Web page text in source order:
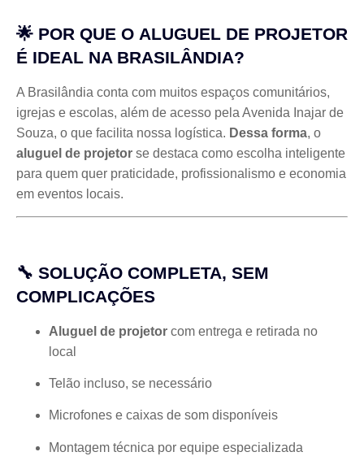
🌟 POR QUE O ALUGUEL DE PROJETOR
É IDEAL NA BRASILÂNDIA?
A Brasilândia conta com muitos espaços comunitários,
igrejas e escolas, além de acesso pela Avenida Inajar de
Souza, o que facilita nossa logística. Dessa forma, o
aluguel de projetor se destaca como escolha inteligente
para quem quer praticidade, profissionalismo e economia
em eventos locais.
🔧 SOLUÇÃO COMPLETA, SEM
COMPLICAÇÕES
Aluguel de projetor com entrega e retirada no
local
Telão incluso, se necessário
Microfones e caixas de som disponíveis
Montagem técnica por equipe especializada